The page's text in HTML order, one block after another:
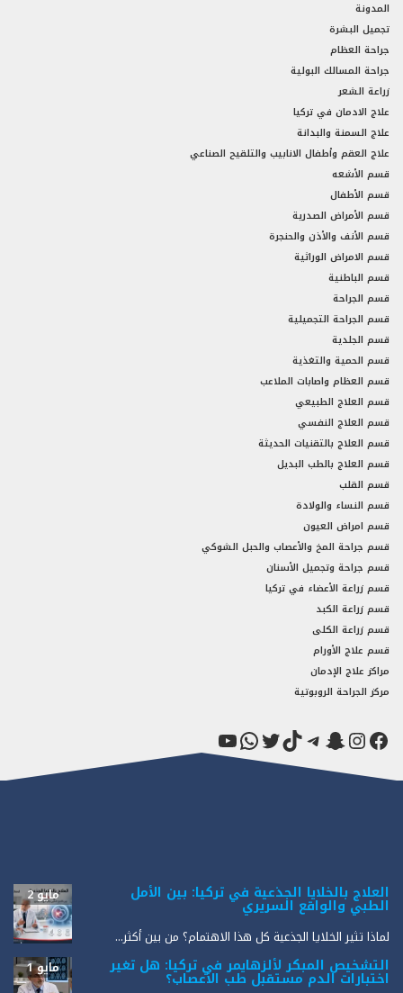
المدونة
تجميل البشرة
جراحة العظام
جراحة المسالك البولية
زراعة الشعر
علاج الادمان في تركيا
علاج السمنة والبدانة
علاج العقم وأطفال الانابيب والتلقيح الصناعي
قسم الأشعه
قسم الأطفال
قسم الأمراض الصدرية
قسم الأنف والأذن والحنجرة
قسم الامراض الوراثية
قسم الباطنية
قسم الجراحة
قسم الجراحة التجميلية
قسم الجلدية
قسم الحمية والتغذية
قسم العظام واصابات الملاعب
قسم العلاج الطبيعي
قسم العلاج النفسي
قسم العلاج بالتقنيات الحديثة
قسم العلاج بالطب البديل
قسم القلب
قسم النساء والولادة
قسم امراض العيون
قسم جراحة المخ والأعصاب والحبل الشوكي
قسم جراحة وتجميل الأسنان
قسم زراعة الأعضاء في تركيا
قسم زراعة الكبد
قسم زراعة الكلى
قسم علاج الأورام
مراكز علاج الإدمان
مركز الجراحة الروبوتية
فيسبوك
إنستجرام
سناب شاتتيليجرام
تيك توكتويترواتساب
يوتيوب
العلاج بالخلايا الجذعية في تركيا: بين الأمل
الطبي والواقع السريري
مايو 2
لماذا تثير الخلايا الجذعية كل هذا الاهتمام؟ من بين أكثر...
التشخيص المبكر لألزهايمر في تركيا: هل تغير
اختبارات الدم مستقبل طب الأعصاب؟
مايو 1